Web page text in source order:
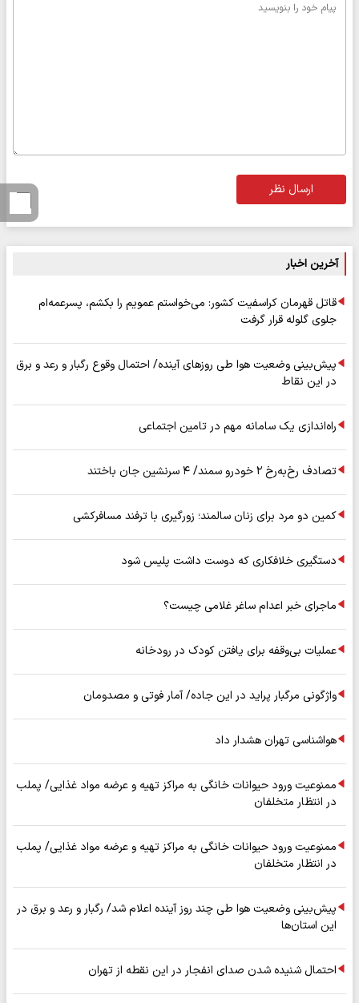
ارسال نظر
آخرین اخبار
قاتل قهرمان کراسفیت کشور: می‌خواستم عمویم را بکشم، پسرعمه‌ام
جلوی گلوله قرار گرفت
پیش‌بینی وضعیت هوا طی روزهای آینده/ احتمال وقوع رگبار و رعد و برق
در این نقاط
راه‌اندازی یک سامانه مهم در تامین اجتماعی
تصادف رخ‌به‌رخ ۲ خودرو سمند/ ۴ سرنشین جان باختند
کمین دو مرد برای زنان سالمند؛ زورگیری با ترفند مسافرکشی
دستگیری خلافکاری که دوست داشت پلیس شود
ماجرای خبر اعدام ساغر غلامی چیست؟
عملیات بی‌وقفه برای یافتن کودک در رودخانه
واژگونی مرگبار پراید در این جاده/ آمار فوتی و مصدومان
هواشناسی تهران هشدار داد
ممنوعیت ورود حیوانات خانگی به مراکز تهیه و عرضه مواد غذایی/ پملب
در انتظار متخلفان
ممنوعیت ورود حیوانات خانگی به مراکز تهیه و عرضه مواد غذایی/ پملب
در انتظار متخلفان
پیش‌بینی وضعیت هوا طی چند روز آینده اعلام شد/ رگبار و رعد و برق در
این استان‌ها
احتمال شنیده شدن صدای انفجار در این نقطه از تهران